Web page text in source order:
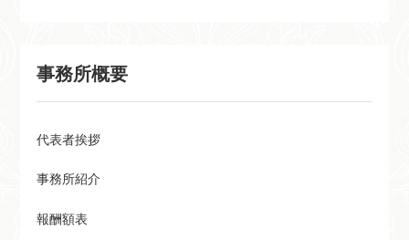
事務所概要
代表者挨拶
事務所紹介
報酬額表